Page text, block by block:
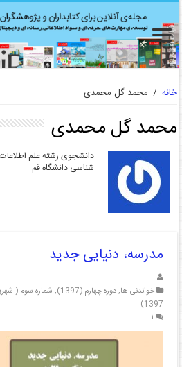
خانه / محمد گل محمدی
محمد گل محمدی
دانشجوی رشته علم
شناسی دانشگاه قم
مدرسه، دنیایی جدید
خواندنی ها,دوره چهارم (1397) , شماره سوم (
1397)
۱